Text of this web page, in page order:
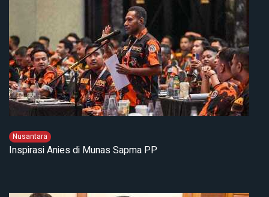
Nusantara
Inspirasi Anies di Munas Sapma PP